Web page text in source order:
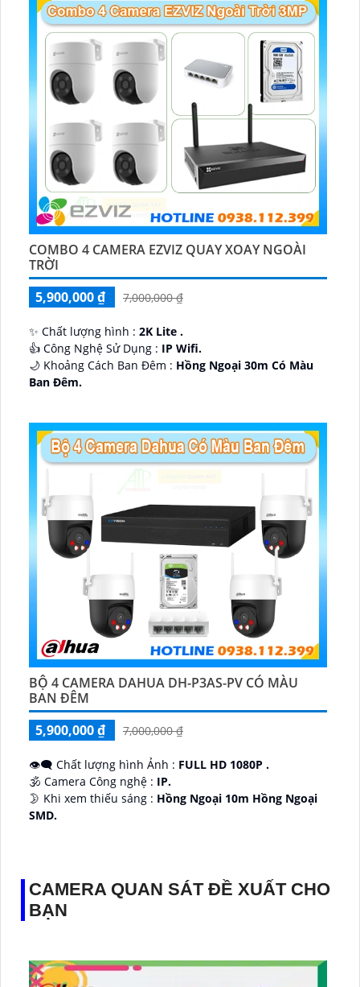
COMBO 4 CAMERA EZVIZ QUAY XOAY NGOÀI
TRỜI
5,900,000 ₫
7,000,000 ₫
✨ Chất lượng hình : 2K Lite .
👍 Công Nghệ Sử Dụng : IP Wifi.
🌙 Khoảng Cách Ban Đêm : Hồng Ngoại 30m Có Màu
Ban Ðêm.
BỘ 4 CAMERA DAHUA DH-P3AS-PV CÓ MÀU
BAN ĐÊM
5,900,000 ₫
7,000,000 ₫
👁️‍🗨 Chất lượng hình Ảnh : FULL HD 1080P .
🕉️ Camera Công nghệ : IP.
🌛 Khi xem thiếu sáng : Hồng Ngoại 10m Hồng Ngoại
SMD.
CAMERA QUAN SÁT ĐỀ XUẤT CHO
BẠN